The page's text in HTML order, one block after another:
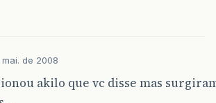
de 2008
akilo que vc disse mas